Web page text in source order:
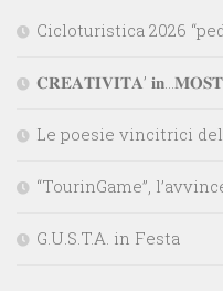
Cicloturistica 2026
𝐂𝐑𝐄𝐀𝐓𝐈𝐕𝐈𝐓𝐀’
Le poesie vincitrici del
“TourinGame”,
G.U.S.T.A. in Festa